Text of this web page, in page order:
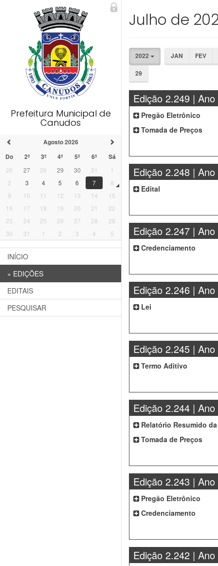
Prefeitura Municipal de
Canudos
Agosto 2026
Do
2ª 3ª 4ª 5ª 6ª Sá
26 27 28 29 30 31
1
2
3 4 5 6 7
8
9
10 11 12 13 14
15
16
17 18 19 20 21
22
23
24 25 26 27 28
29
30
31 1 2 3 4 5
INÍCIO
» EDIÇÕES
EDITAIS
PESQUISAR
Julho de
2022 JAN
FEV
29
Edição 2.249 | Ano
Pregão Eletrônico
Tomada de Preços
Edição 2.248 | Ano
Edital
Edição 2.247 | Ano
Credenciamento
Edição 2.246 | Ano
Lei
Edição 2.245 | Ano
Termo Aditivo
Edição 2.244 | Ano
Relatório Resumido
Tomada de Preços
Edição 2.243 | Ano
Pregão Eletrônico
Credenciamento
Edição 2.242 | Ano